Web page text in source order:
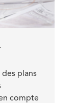
des plans
compte